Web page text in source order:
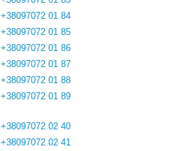
+38097072 01 84
+38097072 01 85
+38097072 01 86
+38097072 01 87
+38097072 01 88
+38097072 01 89
+38097072 02 40
+38097072 02 41